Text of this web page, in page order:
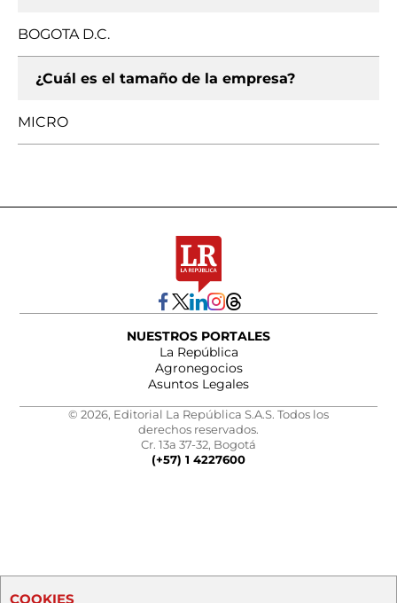
BOGOTA D.C.
¿Cuál es el tamaño de la empresa?
MICRO
NUESTROS PORTALES
La República
Agronegocios
Asuntos Legales
© 2026, Editorial La República S.A.S. Todos los
derechos reservados.
Cr. 13a 37-32, Bogotá
(+57) 1 4227600
COOKIES